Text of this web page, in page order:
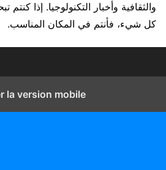
والثقافية وأخبار التكنولوجيا. إذا
كل شيء، فأنتم في المكان المناسب.
la version mobile